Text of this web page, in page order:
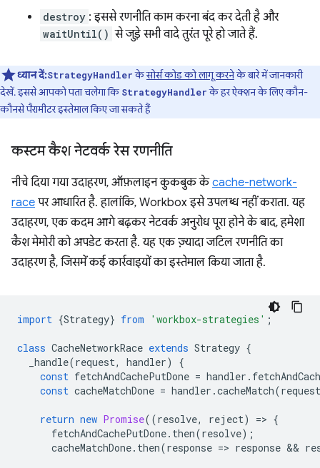
destroy : इससे रणनीति काम करना बंद कर देती है और
waitUntil() से जुड़े सभी वादे तुरंत पूरे हो जाते हैं.
ध्यान दें:StrategyHandlerकेसोर्स कोड को लागू करनेके बारे में जानकारी
देखें. इससे आपको पता चलेगा कि StrategyHandlerके हर ऐक्शन के लिए कौन-
कौनसे पैरामीटर इस्तेमाल किए जा सकते हैं
कस्टम कैश नेटवर्क रेस रणनीति
नीचे दिया गया उदाहरण, ऑफ़लाइन कुकबुक केcache-network-
race पर आधारित है. हालांकि, Workbox इसे उपलब्ध नहीं कराता. यह
उदाहरण, एक कदम आगे बढ़कर नेटवर्क अनुरोध पूरा होने के बाद, हमेशा
कैश मेमोरी को अपडेट करता है. यह एक ज़्यादा जटिल रणनीति का
उदाहरण है, जिसमें कई कार्रवाइयों का इस्तेमाल किया जाता है.
import {Strategy} from 'workbox-strategies' ;
class CacheNetworkRace extends Strategy {
_handle(request, handler)
{
const fetchAndCachePutDone = handler .
const cacheMatchDone = handler .cacheMatch(request
return new Promise((resolve, reject) => {
fetchAndCachePutDone. then(resolve);
cacheMatchDone. then(response => response &&